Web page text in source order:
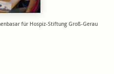
für Hospiz-Stiftung Groß-Gerau